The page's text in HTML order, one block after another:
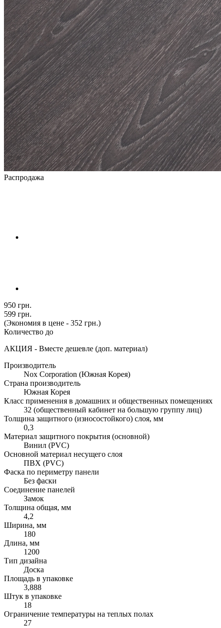
Распродажа
950 грн.
599 грн.
(Экономия в цене - 352 грн.)
Количество до
АКЦИЯ - Вместе дешевле (доп. материал)
Производитель
Nox Corporation (Южная Корея)
Страна производитель
Южная Корея
Класс применения в домашних и общественных помещениях
32 (общественный кабинет на большую группу лиц)
Толщина защитного (износостойкого) слоя, мм
0,3
Материал защитного покрытия (основной)
Винил (PVC)
Основной материал несущего слоя
ПВХ (PVC)
Фаска по периметру панели
Без фаски
Соединение панелей
Замок
Толщина общая, мм
4,2
Ширина, мм
180
Длина, мм
1200
Тип дизайна
Доска
Площадь в упаковке
3,888
Штук в упаковке
18
Ограничение температуры на теплых полах
27